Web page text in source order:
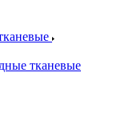
тканевые